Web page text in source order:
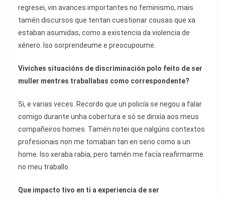
regresei, vin avances importantes no feminismo, mais
tamén discursos que tentan cuestionar cousas que xa
estaban asumidas, como a existencia da violencia de
xénero. Iso sorprendeume e preocupoume.
Viviches situacións de discriminación polo feito de ser
muller mentres traballabas como correspondente?
Si, e varias veces. Recordo que un policía se negou a falar
comigo durante unha cobertura e só se dirixía aos meus
compañeiros homes. Tamén notei que nalgúns contextos
profesionais non me tomaban tan en serio como a un
home. Iso xeraba rabia, pero tamén me facía reafirmarme
no meu traballo.
Que impacto tivo en ti a experiencia de ser